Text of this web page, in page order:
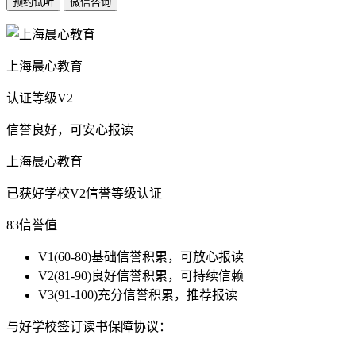
上海晨心教育
认证等级V2
信誉良好，可安心报读
上海晨心教育
已获好学校V2信誉等级认证
83信誉值
V1(60-80)基础信誉积累，可放心报读
V2(81-90)良好信誉积累，可持续信赖
V3(91-100)充分信誉积累，推荐报读
与好学校签订读书保障协议：